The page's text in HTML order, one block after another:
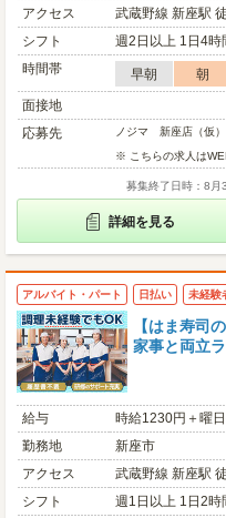
アクセス
武蔵野線 新座駅
シフト
週2日以上 1日4時
時間帯
早朝 朝
面接地
応募先
ノジマ 新座店（仮）
※ こちらの求人は
募集終了日時：8月
詳細を見る
アルバイト・パート 日払い 未経験
【はま寿司
家事と両立
給与
時給1230円＋曜
勤務地
新座市
アクセス
武蔵野線 新座駅
シフト
週1日以上 1日2時